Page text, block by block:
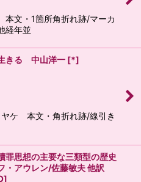
文・1箇所角折れ跡/マーカ
経年並
きる 中山洋一 [*]
ケ 本文・角折れ跡/線引き
罪思想の主要な三類型の歴史
アウレン/佐藤敏夫 他訳
]